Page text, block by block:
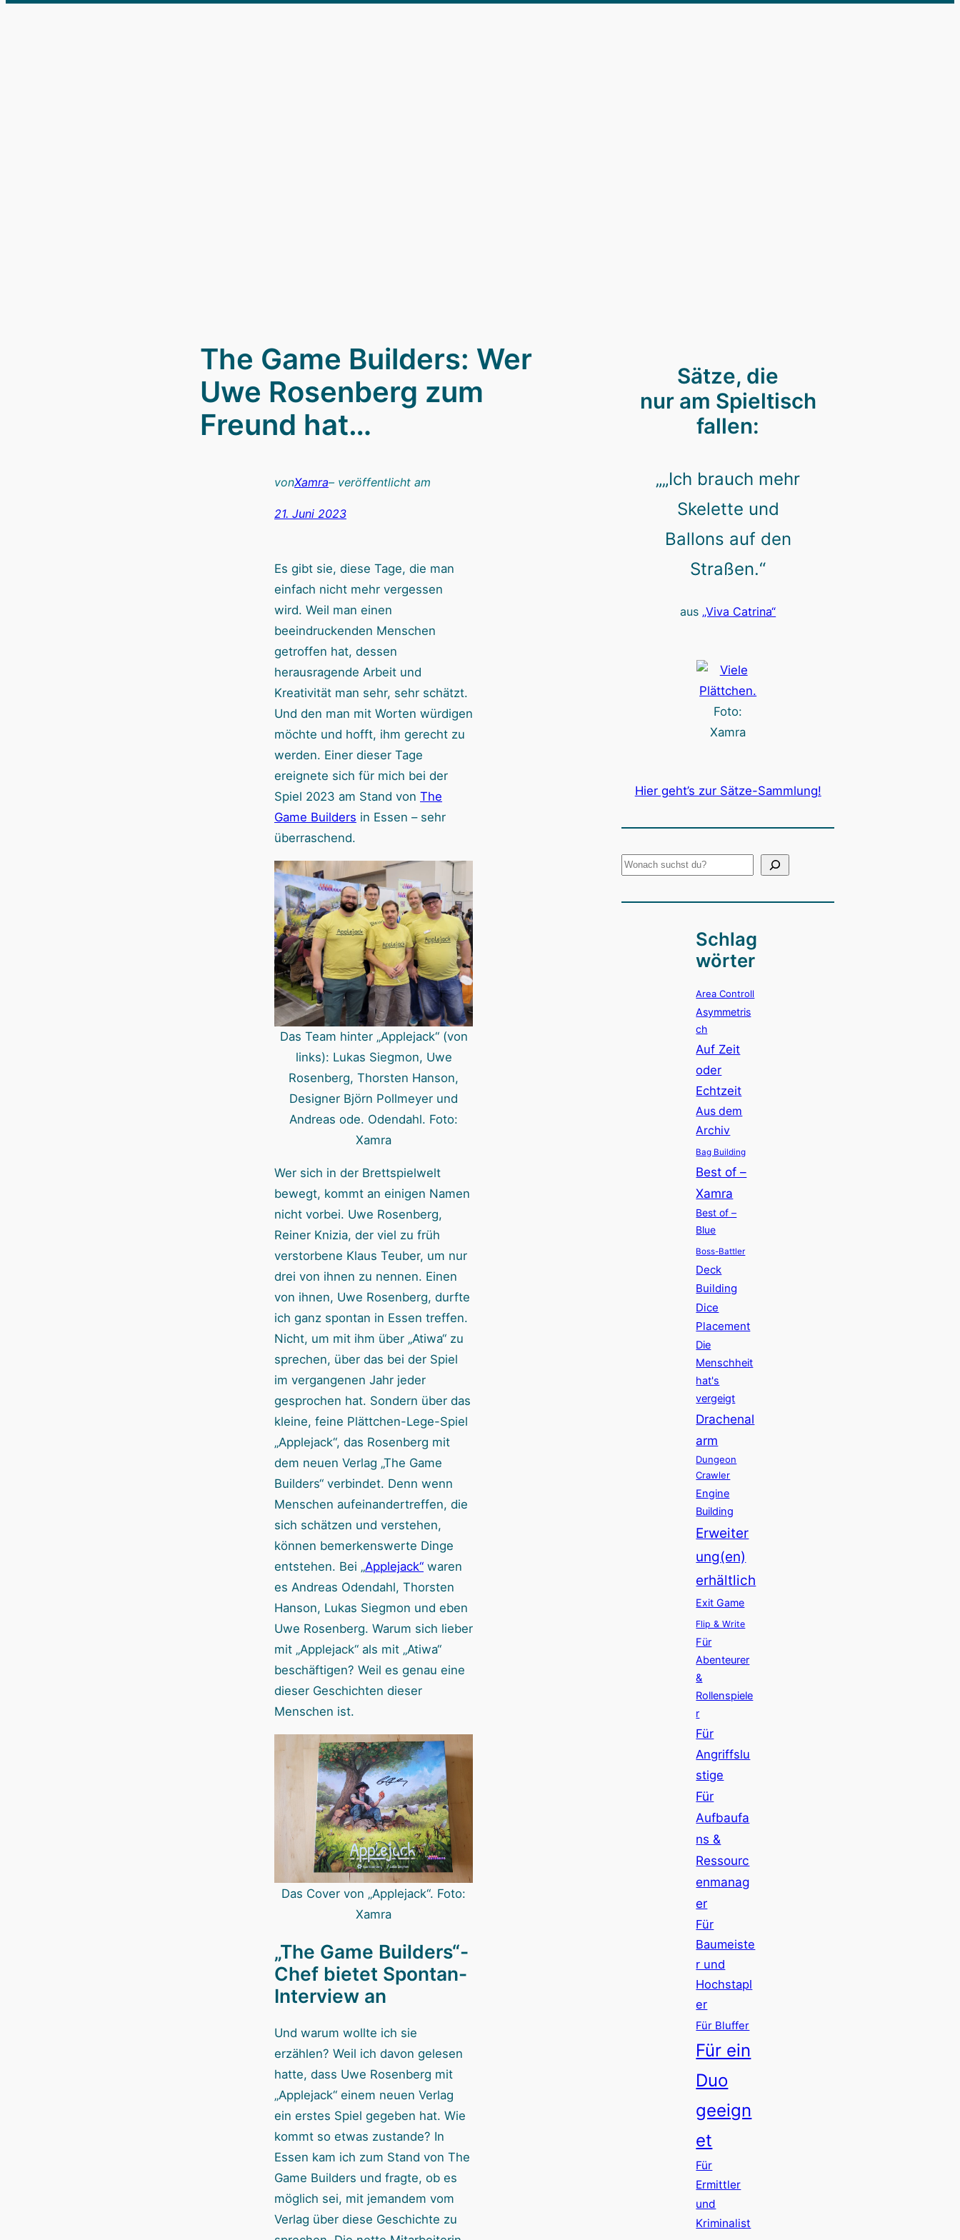
The Game Builders: Wer
Uwe Rosenberg zum
Freund hat…
vonXamra– veröffentlicht am
21. Juni 2023
Es gibt sie, diese Tage, die man
einfach nicht mehr vergessen
wird. Weil man einen
beeindruckenden Menschen
getroffen hat, dessen
herausragende Arbeit und
Kreativität man sehr, sehr schätzt.
Und den man mit Worten würdigen
möchte und hofft, ihm gerecht zu
werden. Einer dieser Tage
ereignete sich für mich bei der
Spiel 2023 am Stand von The
Game Builders in Essen – sehr
überraschend.
Das Team hinter „Applejack“ (von
links): Lukas Siegmon, Uwe
Rosenberg, Thorsten Hanson,
Designer Björn Pollmeyer und
Andreas ode. Odendahl. Foto:
Xamra
Wer sich in der Brettspielwelt
bewegt, kommt an einigen Namen
nicht vorbei. Uwe Rosenberg,
Reiner Knizia, der viel zu früh
verstorbene Klaus Teuber, um nur
drei von ihnen zu nennen. Einen
von ihnen, Uwe Rosenberg, durfte
ich ganz spontan in Essen treffen.
Nicht, um mit ihm über „Atiwa“ zu
sprechen, über das bei der Spiel
im vergangenen Jahr jeder
gesprochen hat. Sondern über das
kleine, feine Plättchen-Lege-Spiel
„Applejack“, das Rosenberg mit
dem neuen Verlag „The Game
Builders“ verbindet. Denn wenn
Menschen aufeinandertreffen, die
sich schätzen und verstehen,
können bemerkenswerte Dinge
entstehen. Bei „Applejack“ waren
es Andreas Odendahl, Thorsten
Hanson, Lukas Siegmon und eben
Uwe Rosenberg. Warum sich lieber
mit „Applejack“ als mit „Atiwa“
beschäftigen? Weil es genau eine
dieser Geschichten dieser
Menschen ist.
Das Cover von „Applejack“. Foto:
Xamra
„The Game Builders“-
Chef bietet Spontan-
Interview an
Und warum wollte ich sie
erzählen? Weil ich davon gelesen
hatte, dass Uwe Rosenberg mit
„Applejack“ einem neuen Verlag
ein erstes Spiel gegeben hat. Wie
kommt so etwas zustande? In
Essen kam ich zum Stand von The
Game Builders und fragte, ob es
möglich sei, mit jemandem vom
Verlag über diese Geschichte zu
Sätze, die
nur am Spieltisch
fallen:
„„Ich brauch mehr
Skelette und
Ballons auf den
Straßen.“
aus „Viva Catrina“
Foto:
Xamra
Hier geht’s zur Sätze-Sammlung!
S
c
Schlag
wörter
Area Controll
Asymmetris
ch
Auf Zeit
oder
Echtzeit
Aus dem
Archiv
Bag Building
Best of –
Xamra
Best of –
Blue
Boss-Battler
Deck
Building
Dice
Placement
Die
Menschheit
hat's
vergeigt
Drachenal
arm
Dungeon
Crawler
Engine
Building
Erweiter
ung(en)
erhältlich
Exit Game
Flip & Write
Für
Abenteurer
&
Rollenspiele
r
Für
Angriffslu
stige
Für
Aufbaufa
ns &
Ressourc
enmanag
er
Für
Baumeiste
r und
Hochstapl
er
Für Bluffer
Für ein
Duo
geeign
et
Für
Ermittler
und
Kriminalist